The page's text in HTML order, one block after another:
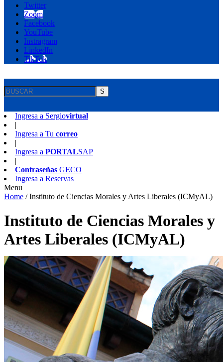
Twitter
Zoom
Facebook
YouTube
Instragram
LinkedIn
TikTok
S
Ingresa a Sergiovirtual
|
Ingresa a Tu correo
|
Ingresa a PORTALSAP
|
Contraseñas GECO
Ingresa a Reservas
Menu
Home /Instituto de Ciencias Morales y Artes Liberales (ICMyAL)
Instituto de Ciencias Morales y
Artes Liberales (ICMyAL)